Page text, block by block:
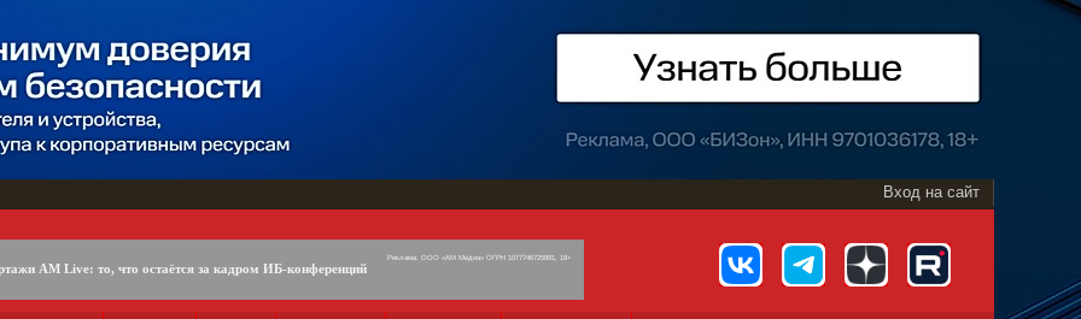
Вход на сайт
AM Live: то, что остаётся за кадром ИБ-конференций
Реклама. ООО «АМ Медиа» ОГРН 1077746725891, 18+